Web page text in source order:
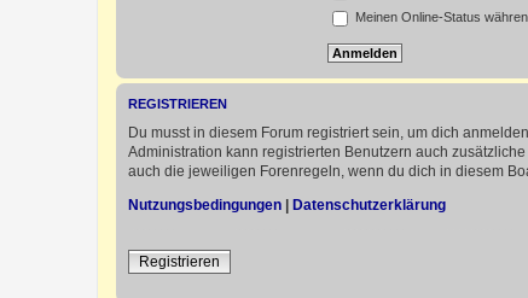
Meinen Online-Status
REGISTRIEREN
Du musst in diesem Forum registriert sein, um dich
Administration kann registrierten Benutzern auch
auch die jeweiligen Forenregeln, wenn du dich in diesem
Nutzungsbedingungen | Datenschutzerklärung
Registrieren